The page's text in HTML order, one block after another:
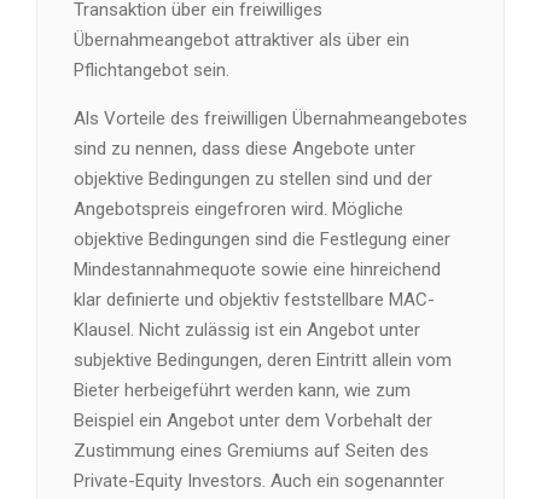
Transaktion über ein freiwilliges
Übernahmeangebot attraktiver als über ein
Pflichtangebot sein.
Als Vorteile des freiwilligen Übernahmeangebotes
sind zu nennen, dass diese Angebote unter
objektive Bedingungen zu stellen sind und der
Angebotspreis eingefroren wird. Mögliche
objektive Bedingungen sind die Festlegung einer
Mindestannahmequote sowie eine hinreichend
klar definierte und objektiv feststellbare MAC-
Klausel. Nicht zulässig ist ein Angebot unter
subjektive Bedingungen, deren Eintritt allein vom
Bieter herbeigeführt werden kann, wie zum
Beispiel ein Angebot unter dem Vorbehalt der
Zustimmung eines Gremiums auf Seiten des
Private-Equity Investors. Auch ein sogenannter